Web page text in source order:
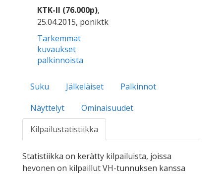
KTK-II (76.000p),
25.04.2015, poniktk
Tarkemmat
kuvaukset
palkinnoista
Suku Jälkeläiset
Palkinnot
Näyttelyt
Ominaisuudet
Kilpailustatistiikka
Statistiikka on kerätty kilpailuista, joissa
hevonen on kilpaillut VH-tunnuksen kanssa